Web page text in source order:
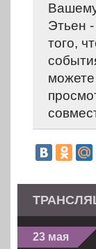
Этьен
того,
23 мая